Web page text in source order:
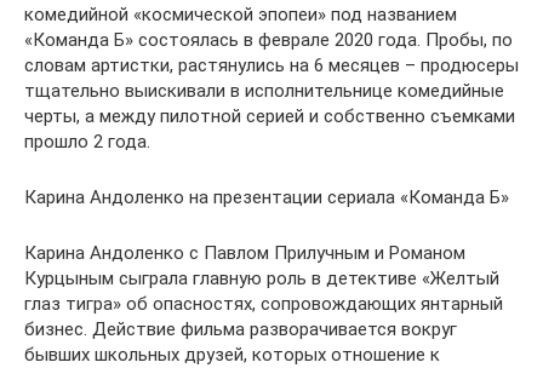
комедийной «космической эпопеи» под названием
«Команда Б» состоялась в феврале 2020 года. Пробы, по
словам артистки, растянулись на 6 месяцев – продюсеры
тщательно выискивали в исполнительнице комедийные
черты, а между пилотной серией и собственно съемками
прошло 2 года.
Карина Андоленко на презентации сериала «Команда Б»
Карина Андоленко с Павлом Прилучным и Романом
Курцыным сыграла главную роль в детективе «Желтый
глаз тигра» об опасностях, сопровождающих янтарный
бизнес. Действие фильма разворачивается вокруг
бывших школьных друзей, которых отношение к